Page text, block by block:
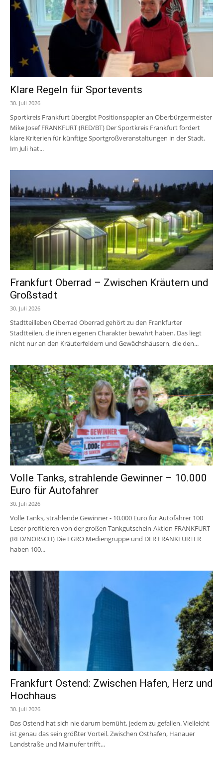
Klare Regeln für Sportevents
30. Juli 2026
Sportkreis Frankfurt übergibt Positionspapier an Oberbürgermeister
Mike Josef FRANKFURT (RED/BT) Der Sportkreis Frankfurt fordert
klare Kriterien für künftige Sportgroßveranstaltungen in der Stadt.
Im Juli hat...
Frankfurt Oberrad – Zwischen Kräutern und
Großstadt
30. Juli 2026
Stadtteilleben Oberrad Oberrad gehört zu den Frankfurter
Stadtteilen, die ihren eigenen Charakter bewahrt haben. Das liegt
nicht nur an den Kräuterfeldern und Gewächshäusern, die den...
Volle Tanks, strahlende Gewinner – 10.000
Euro für Autofahrer
30. Juli 2026
Volle Tanks, strahlende Gewinner - 10.000 Euro für Autofahrer 100
Leser profitieren von der großen Tankgutschein-Aktion FRANKFURT
(RED/NORSCH) Die EGRO Mediengruppe und DER FRANKFURTER
haben 100...
Frankfurt Ostend: Zwischen Hafen, Herz und
Hochhaus
30. Juli 2026
Das Ostend hat sich nie darum bemüht, jedem zu gefallen. Vielleicht
ist genau das sein größter Vorteil. Zwischen Osthafen, Hanauer
Landstraße und Mainufer trifft...